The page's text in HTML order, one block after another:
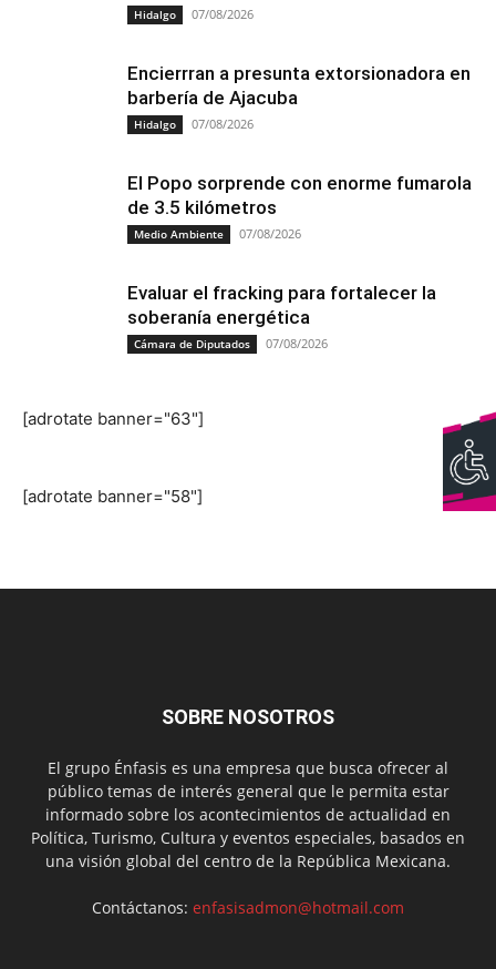
Hidalgo 07/08/2026
Encierrran a presunta extorsionadora en
barbería de Ajacuba
Hidalgo 07/08/2026
El Popo sorprende con enorme fumarola
de 3.5 kilómetros
Medio Ambiente 07/08/2026
Evaluar el fracking para fortalecer la
soberanía energética
Cámara de Diputados 07/08/2026
[adrotate banner="63"]
[adrotate banner="58"]
SOBRE NOSOTROS
El grupo Énfasis es una empresa que busca ofrecer al
público temas de interés general que le permita estar
informado sobre los acontecimientos de actualidad en
Política, Turismo, Cultura y eventos especiales, basados en
una visión global del centro de la República Mexicana.
Contáctanos: enfasisadmon@hotmail.com